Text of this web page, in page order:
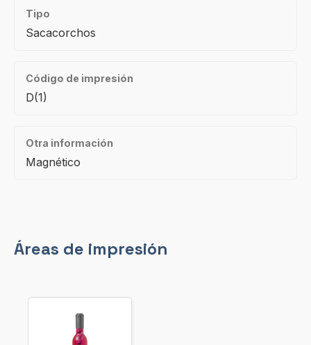
Tipo
Sacacorchos
Código de impresión
D(1)
Otra información
Magnético
Áreas de impresión